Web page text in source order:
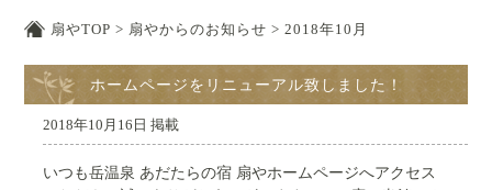
扇やTOP > 扇やからのお知らせ> 2018年10月
ホームページをリニューアル致しました！
2018年10月16日 掲載
いつも岳温泉 あだたらの宿 扇やホームページへアクセス